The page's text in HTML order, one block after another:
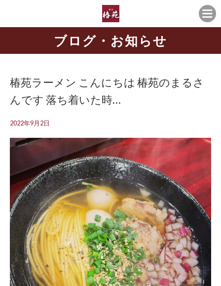
ブログ・お知らせ
椿苑ラーメン こんにちは️ 椿苑のまるさ
んです 落ち着いた時…
2022年9月2日